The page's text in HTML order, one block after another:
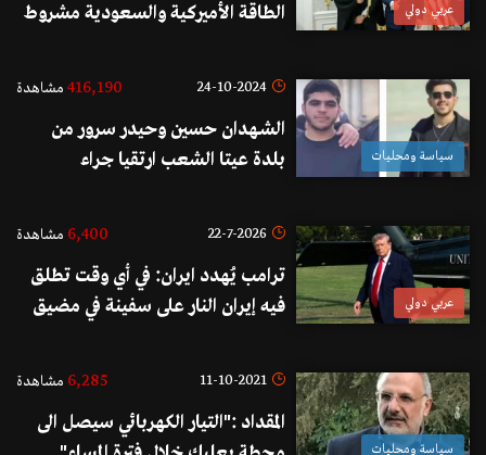
عربي دولي
الطاقة الأميركية والسعودية مشروط
"اتفاقيات أبراهام"
سياسة ومحليات
24-10-2024
416,190 مشاهدة
الشـهدان حسين وحيدر سرور من
بلدة عيتا الشعب ارتقيا جراء
عربي دولي
22-7-2026
6,400 مشاهدة
ترامب يُهدد ايران: في أي وقت تطلق
فيه إيران النار على سفينة في مضيق
إيراني أو محطة توليد كهرباء
سياسة ومحليات
11-10-2021
6,285 مشاهدة
المقداد :"التيار الكهربائي سيصل الى